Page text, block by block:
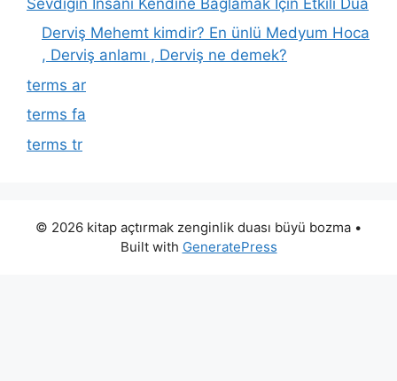
Derviş Mehemt kimdir? En ünlü Medyum Hoca
, Derviş anlamı , Derviş ne demek?
terms ar
terms fa
terms tr
© 2026 kitap açtırmak zenginlik duası büyü bozma •
Built with GeneratePress